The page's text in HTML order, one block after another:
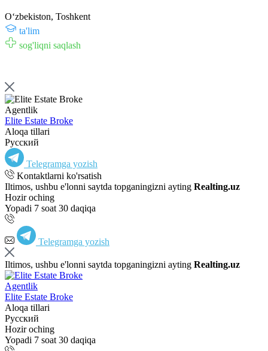
Oʻzbekiston, Toshkent
ta'lim
sog'liqni saqlash
Agentlik
Elite Estate Broke
Aloqa tillari
Русский
Telegramga yozish
Kontaktlarni ko'rsatish
Iltimos, ushbu e'lonni saytda topganingizni ayting Realting.uz
Hozir oching
Yopadi 7 soat 30 daqiqa
Telegramga yozish
Iltimos, ushbu e'lonni saytda topganingizni ayting Realting.uz
Agentlik
Elite Estate Broke
Aloqa tillari
Русский
Hozir oching
Yopadi 7 soat 30 daqiqa